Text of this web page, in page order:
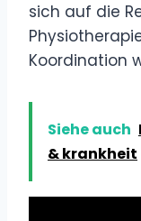
sich auf die
Koordination
Siehe auch
& krankheit